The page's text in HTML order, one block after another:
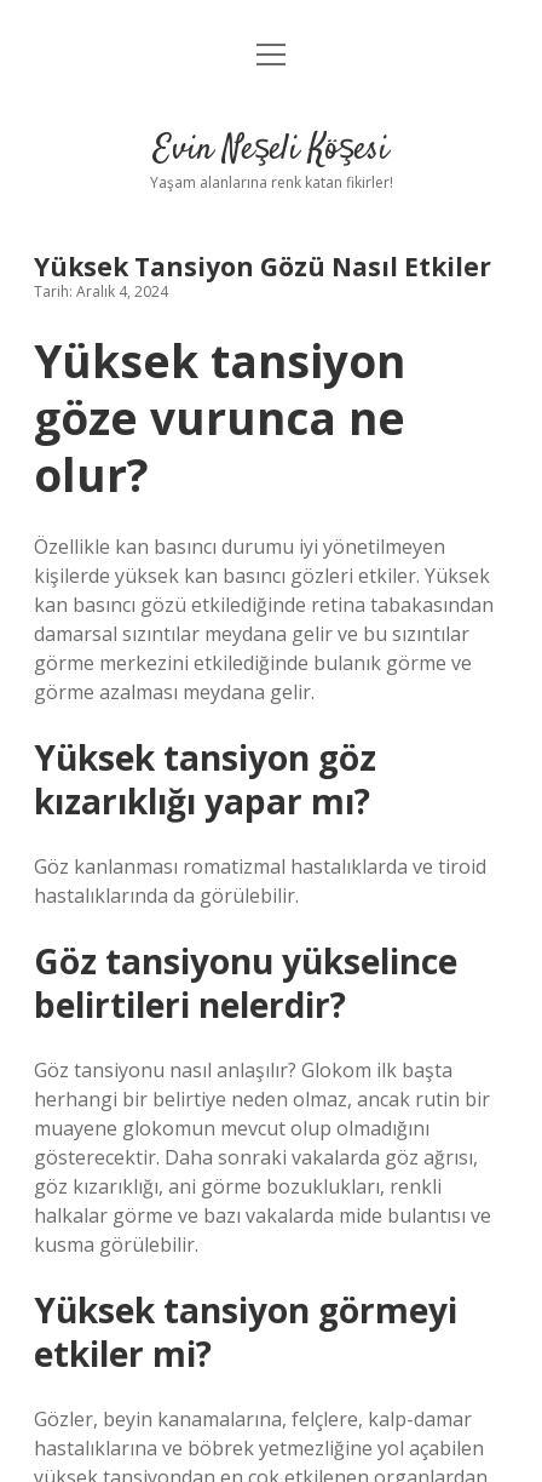
Anasayfa
Yasal Uyarı
menüyü
Evin Neşeli Köşesi
Yaşam alanlarına renk katan fikirler!
Yüksek Tansiyon Gözü Nasıl Etkiler
Tarih: Aralık 4, 2024
Yüksek tansiyon
göze vurunca ne
olur?
Özellikle kan basıncı durumu iyi yönetilmeyen
kişilerde yüksek kan basıncı gözleri etkiler. Yüksek
kan basıncı gözü etkilediğinde retina tabakasından
damarsal sızıntılar meydana gelir ve bu sızıntılar
görme merkezini etkilediğinde bulanık görme ve
görme azalması meydana gelir.
Yüksek tansiyon göz
kızarıklığı yapar mı?
Göz kanlanması romatizmal hastalıklarda ve tiroid
hastalıklarında da görülebilir.
Göz tansiyonu yükselince
belirtileri nelerdir?
Göz tansiyonu nasıl anlaşılır? Glokom ilk başta
herhangi bir belirtiye neden olmaz, ancak rutin bir
muayene glokomun mevcut olup olmadığını
gösterecektir. Daha sonraki vakalarda göz ağrısı,
göz kızarıklığı, ani görme bozuklukları, renkli
halkalar görme ve bazı vakalarda mide bulantısı ve
kusma görülebilir.
Yüksek tansiyon görmeyi
etkiler mi?
Gözler, beyin kanamalarına, felçlere, kalp-damar
hastalıklarına ve böbrek yetmezliğine yol açabilen